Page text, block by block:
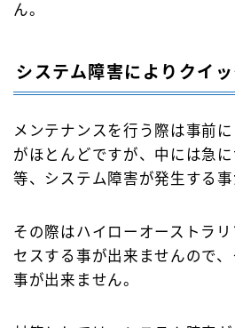
ん。
システム障害によりクイ
メンテナンスを行う際は事前
がほとんどですが、中には急
等、システム障害が発生する事
その際はハイローオーストラ
セスする事が出来ませんので
事が出来ません。